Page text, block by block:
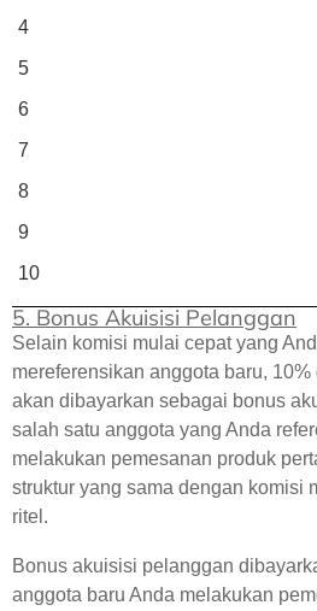
4
5
6
7
8
9
10
5. Bonus Akuisisi Pelanggan
Selain komisi mulai cepat yang
mereferensikan anggota baru,
akan dibayarkan sebagai bonus
salah satu anggota yang Anda
melakukan pemesanan produk
struktur yang sama dengan komisi
ritel.
Bonus akuisisi pelanggan
anggota baru Anda melakukan